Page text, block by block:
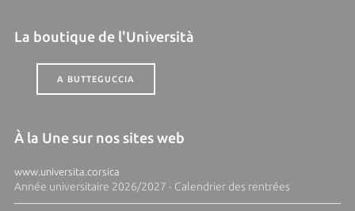
La boutique de l'Università
A BUTTEGUCCIA
À la Une sur nos sites web
www.universita.corsica
Année universitaire 2026/2027 - Calendrier des rentrées